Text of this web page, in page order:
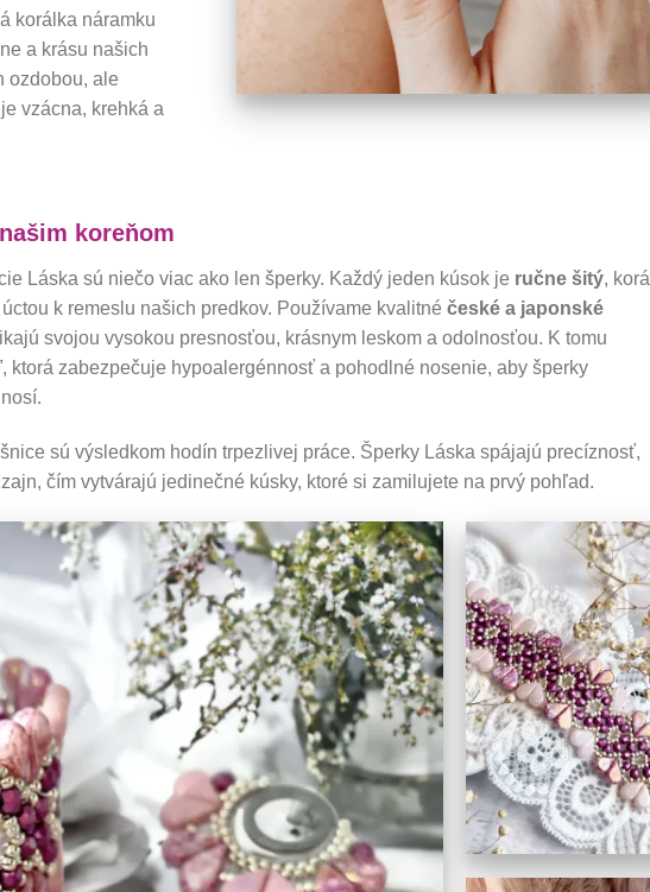
korálka náramku
a krásu našich
ozdobou, ale
vzácna, krehká a
koreňom
Láska sú niečo viac ako len šperky. Každý jeden kúsok je ručne šitý,
k remeslu našich predkov. Používame kvalitné české a japonské
svojou vysokou presnosťou, krásnym leskom a odolnosťou. K tomu
, ktorá zabezpečuje hypoalergénnosť a pohodlné nosenie, aby šperky
sú výsledkom hodín trpezlivej práce. Šperky Láska spájajú precíznosť,
čím vytvárajú jedinečné kúsky, ktoré si zamilujete na prvý pohľad.